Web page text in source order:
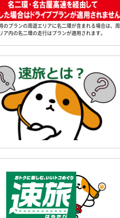
のプランの周遊エリアに名二環が含まれる場合は、周
ア内の名二環の走行はプランが適用されます。